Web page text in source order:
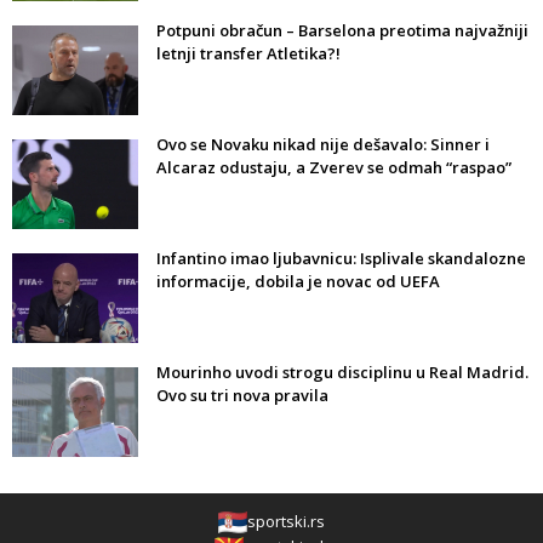
Potpuni obračun – Barselona preotima najvažniji
letnji transfer Atletika?!
Ovo se Novaku nikad nije dešavalo: Sinner i
Alcaraz odustaju, a Zverev se odmah “raspao”
Infantino imao ljubavnicu: Isplivale skandalozne
informacije, dobila je novac od UEFA
Mourinho uvodi strogu disciplinu u Real Madrid.
Ovo su tri nova pravila
sportski.rs